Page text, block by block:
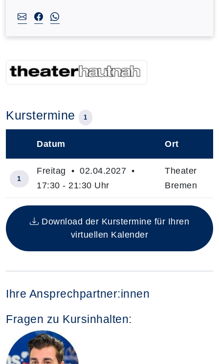
Kurstermine 1
Insgesamt gibt es 1 Termine zum diesen Kurs
Datum Ort
1
Freitag • 02.04.2027 •
17:30 - 21:30 Uhr
Theater
Bremen
Download der Kurstermine für Ihren
virtuellen Kalender
Ihre Ansprechpartner:innen
Fragen zu Kursinhalten: